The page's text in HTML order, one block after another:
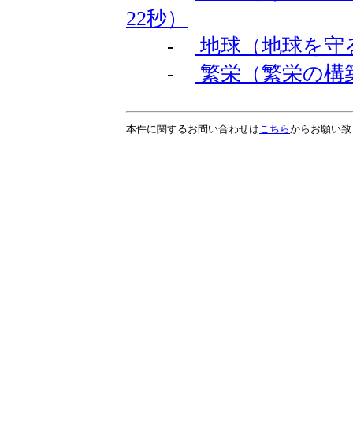
22秒）
-
地球（地球を守
-
繁栄（繁栄の構
本件に関するお問い合わせは こちらからお願い